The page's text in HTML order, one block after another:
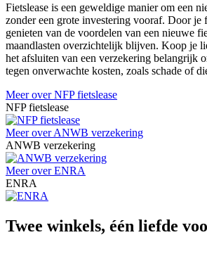
Fietslease is een geweldige manier om een
zonder een grote investering vooraf. Door je
genieten van de voordelen van een nieuwe
maandlasten overzichtelijk blijven. Koop je
het afsluiten van een verzekering belangrijk
tegen onverwachte kosten, zoals schade of
Meer over NFP fietslease
NFP fietslease
Meer over ANWB verzekering
ANWB verzekering
Meer over ENRA
ENRA
Twee winkels, één liefde